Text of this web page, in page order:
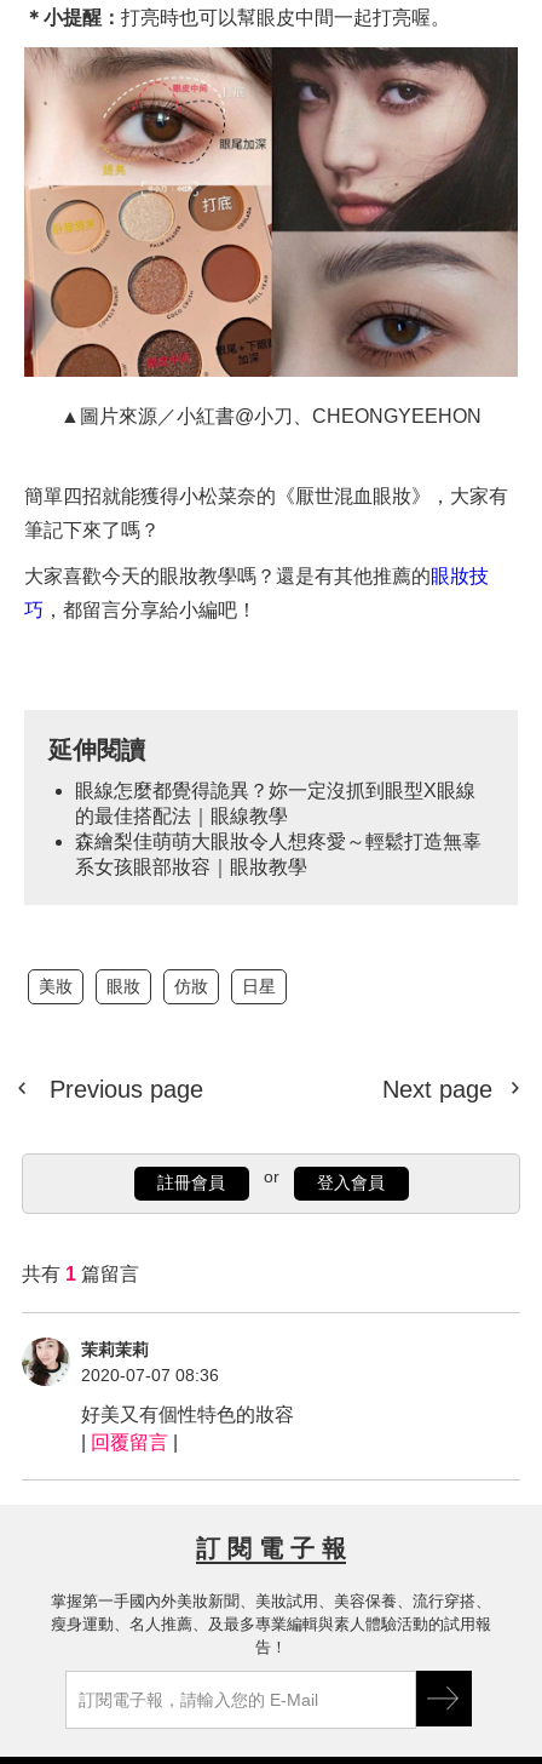
＊小提醒： 打亮時也可以幫眼皮中間一起打亮喔。
▲圖片來源／小紅書@小刀、CHEONGYEEHON
簡單四招就能獲得小松菜奈的《厭世混血眼妝》，大家有
筆記下來了嗎？
大家喜歡今天的眼妝教學嗎？還是有其他推薦的眼妝技
巧 ，都留言分享給小編吧！
延伸閱讀
眼線怎麼都覺得詭異？妳一定沒抓到眼型X眼線
的最佳搭配法｜眼線教學
森繪梨佳萌萌大眼妝令人想疼愛～輕鬆打造無辜
系女孩眼部妝容｜眼妝教學
美妝 眼妝 仿妝 日星
Previous page Next page
註冊會員 or 登入會員
共有 1篇留言
茉莉茉莉
2020-07-07 08:36
好美又有個性特色的妝容
回覆留言|
訂 閱 電 子 報
掌握第一手國內外美妝新聞、美妝試用、美容保養、流行穿搭、
瘦身運動、名人推薦、及最多專業編輯與素人體驗活動的試用報
告！